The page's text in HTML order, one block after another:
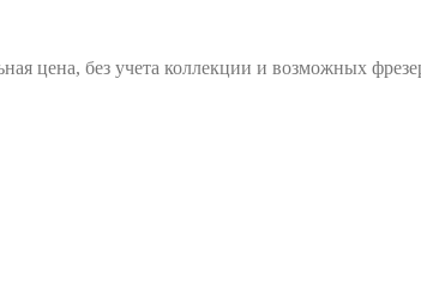
цена, без учета коллекции и возможных